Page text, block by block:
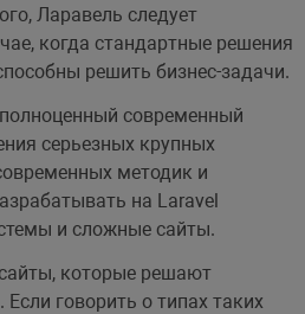
Ларавель следует
когда стандартные решения
решить бизнес-задачи.
современный
серьезных крупных
методик и
на Laravel
и сложные сайты.
которые решают
говорить о типах таких